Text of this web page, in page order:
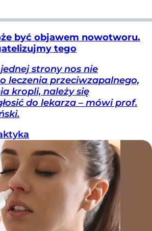
być objawem nowotworu.
tego
strony nos nie
leczenia przeciwzapalnego,
kropli, należy się
do lekarza – mówi prof.